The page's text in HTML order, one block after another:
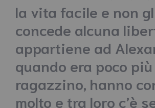
la vita facile e non
concede alcuna
appartiene ad
quando era poco
ragazzino, hanno
molto e tra loro c’è